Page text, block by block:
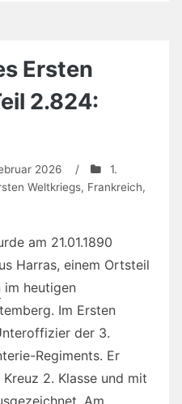
Ersten
2.824:
2026 /
1.
Weltkriegs, Frankreich,
am 21.01.1890
Harras, einem Ortsteil
im heutigen
Im Ersten
der 3.
Regiments. Er
2. Klasse und mit
Am